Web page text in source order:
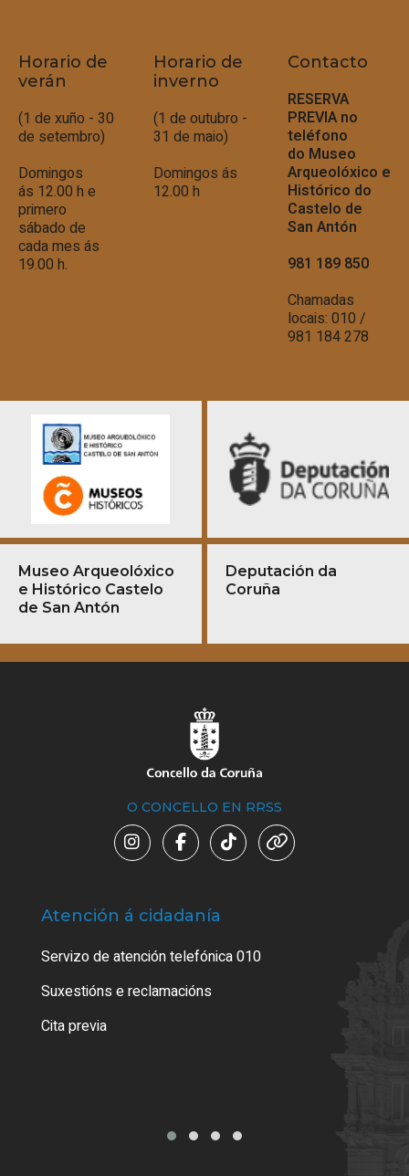
Horario de
verán
(1 de xuño - 30
de setembro)
Domingos
ás 12.00 h e
primero
sábado de
cada mes ás
19.00 h.
Horario de
inverno
(1 de outubro -
31 de maio)
Domingos ás
12.00 h
Contacto
RESERVA
PREVIA no
teléfono
do Museo
Arqueolóxico e
Histórico do
Castelo de
San Antón
981 189 850
Chamadas
locais: 010 /
981 184 278
Museo Arqueolóxico
e Histórico Castelo
de San Antón
Deputación da
Coruña
O CONCELLO EN RRSS
Atención á cidadanía
Servizo de atención telefónica 010
Suxestións e reclamacións
Cita previa